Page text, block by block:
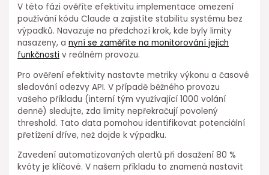
V této fázi ověříte efektivitu implementace omezení
používání kódu Claude a zajistíte stabilitu systému bez
výpadků. Navazuje na předchozí krok, kde byly⁣ limity⁣
nasazeny, anyní se zaměříte na monitorování jejich
funkčnosti v reálném provozu.
Pro ověření efektivity nastavte metriky výkonu a časové
sledování odezvy API. V případě běžného provozu
vašeho příkladu (interní tým⁢ využívající ⁢1000 volání
denně) sledujte, zda limity nepřekračují povolený
threshold. Tato data pomohou identifikovat ⁣potenciální
přetížení dříve, než dojde k výpadku.
Zavedení automatizovaných alertů při dosažení 80 %
kvóty je klíčové. V našem příkladu to znamená nastavit